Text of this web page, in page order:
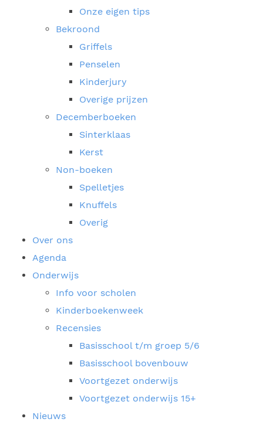
Onze eigen tips
Bekroond
Griffels
Penselen
Kinderjury
Overige prijzen
Decemberboeken
Sinterklaas
Kerst
Non-boeken
Spelletjes
Knuffels
Overig
Over ons
Agenda
Onderwijs
Info voor scholen
Kinderboekenweek
Recensies
Basisschool t/m groep 5/6
Basisschool bovenbouw
Voortgezet onderwijs
Voortgezet onderwijs 15+
Nieuws